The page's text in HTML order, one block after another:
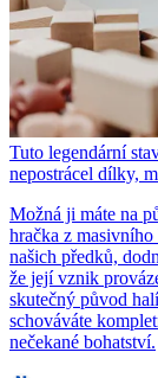
Tuto legendární
nepostrácel dílky,
Možná ji máte na
hračka z
našich předků,
že její vznik
skutečný původ
schováváte
nečekané bohatství.